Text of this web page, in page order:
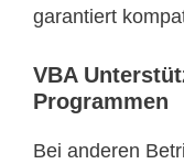
garantiert
VBA
Programmen
Bei anderen